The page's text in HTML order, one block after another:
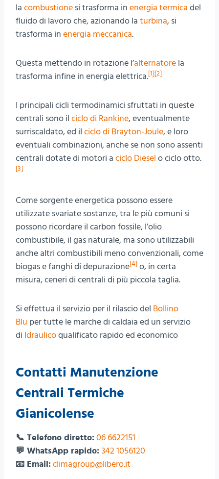
la combustione si trasforma in energia termica del
fluido di lavoro che, azionando la turbina, si
trasforma in energia meccanica.
Questa mettendo in rotazione l’alternatore la
trasforma infine in energia elettrica.[1][2]
I principali cicli termodinamici sfruttati in queste
centrali sono il ciclo di Rankine, eventualmente
surriscaldato, ed il ciclo di Brayton-Joule, e loro
eventuali combinazioni, anche se non sono assenti
centrali dotate di motori a ciclo Diesel o ciclo otto.
[3]
Come sorgente energetica possono essere
utilizzate svariate sostanze, tra le più comuni si
possono ricordare il carbon fossile, l’olio
combustibile, il gas naturale, ma sono utilizzabili
anche altri combustibili meno convenzionali, come
biogas e fanghi di depurazione[4] o, in certa
misura, ceneri di centrali di più piccola taglia.
Si effettua il servizio per il rilascio del Bollino
Blu per tutte le marche di caldaia ed un servizio
di Idraulicoqualificato rapido ed economico
Contatti Manutenzione
Centrali Termiche
Gianicolense
📞 Telefono diretto: 06 6622151
💬 WhatsApp rapido: 342 1056120
📧 Email: climagroup@libero.it